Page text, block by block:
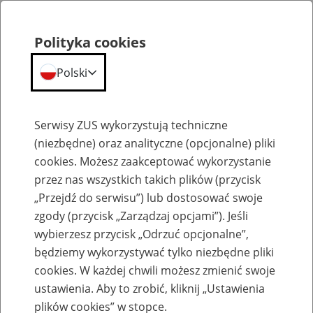
Emerytury
Baza zlikwidowanych lub
przekształconych zakładów pracy
Polityka cookies
Polski
Serwisy ZUS wykorzystują techniczne
(niezbędne) oraz analityczne (opcjonalne) pliki
cookies. Możesz zaakceptować wykorzystanie
przez nas wszystkich takich plików (przycisk
„Przejdź do serwisu”) lub dostosować swoje
zgody (przycisk „Zarządzaj opcjami”). Jeśli
wybierzesz przycisk „Odrzuć opcjonalne”,
będziemy wykorzystywać tylko niezbędne pliki
cookies. W każdej chwili możesz zmienić swoje
ustawienia. Aby to zrobić, kliknij „Ustawienia
plików cookies” w stopce.